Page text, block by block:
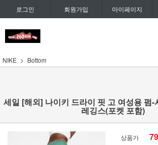
로그인 회원가입 마이페이지
NIKE Bottom
세일 [해외] 나이키 드라이 핏 고 여성용 펌-
레깅스(포켓 포함)
상품가